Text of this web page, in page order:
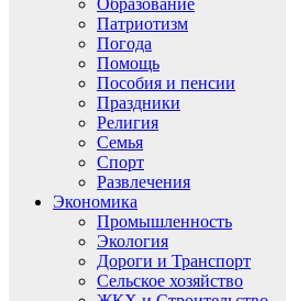
Образование
Патриотизм
Погода
Помощь
Пособия и пенсии
Праздники
Религия
Семья
Спорт
Развлечения
Экономика
Промышленность
Экология
Дороги и Транспорт
Сельское хозяйство